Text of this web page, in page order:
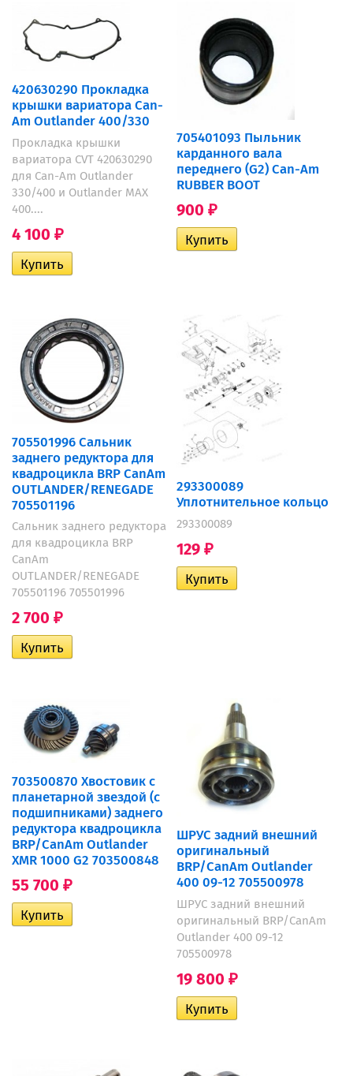
420630290 Прокладка
крышки вариатора Can-
Am Outlander 400/330
Прокладка крышки
вариатора CVT 420630290
для Can-Am Outlander
330/400 и Outlander MAX
400....
4 100 ₽
705401093 Пыльник
карданного вала
переднего (G2) Can-Am
RUBBER BOOT
900 ₽
705501996 Сальник
заднего редуктора для
квадроцикла BRP CanAm
OUTLANDER/RENEGADE
705501196
Сальник заднего редуктора
для квадроцикла BRP
CanAm
OUTLANDER/RENEGADE
705501196 705501996
2 700 ₽
293300089
Уплотнительное кольцо
293300089
129 ₽
703500870 Хвостовик с
планетарной звездой (с
подшипниками) заднего
редуктора квадроцикла
BRP/CanAm Outlander
XMR 1000 G2 703500848
55 700 ₽
ШРУС задний внешний
оригинальный
BRP/CanAm Outlander
400 09-12 705500978
ШРУС задний внешний
оригинальный BRP/CanAm
Outlander 400 09-12
705500978
19 800 ₽